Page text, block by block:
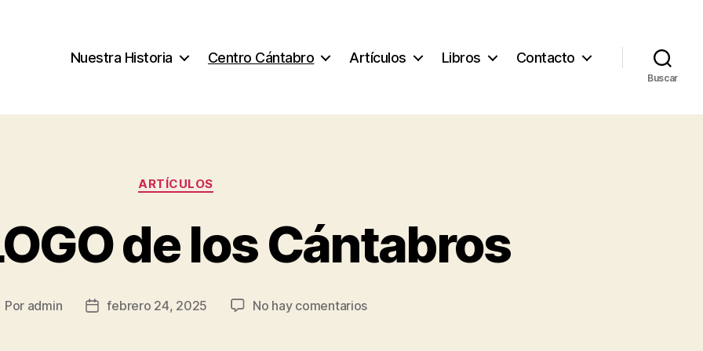
Nuestra Historia Centro Cántabro Artículos Libros Contacto
Buscar
Categorías
ARTÍCULOS
de los Cántabros
Por admin
Fecha
febrero 24, 2025 No hay comentariosen